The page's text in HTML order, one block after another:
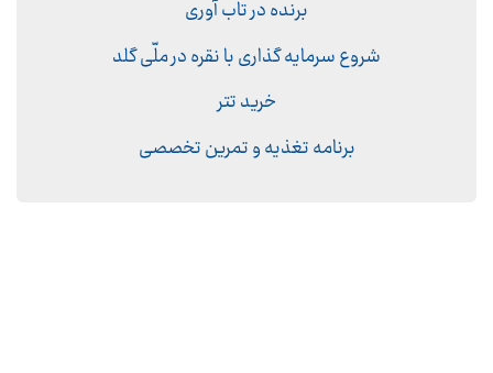
برنده در تاب آوری
شروع سرمایه گذاری با نقره در ملّی گلد
خرید تتر
برنامه تغذیه و تمرین تخصصی